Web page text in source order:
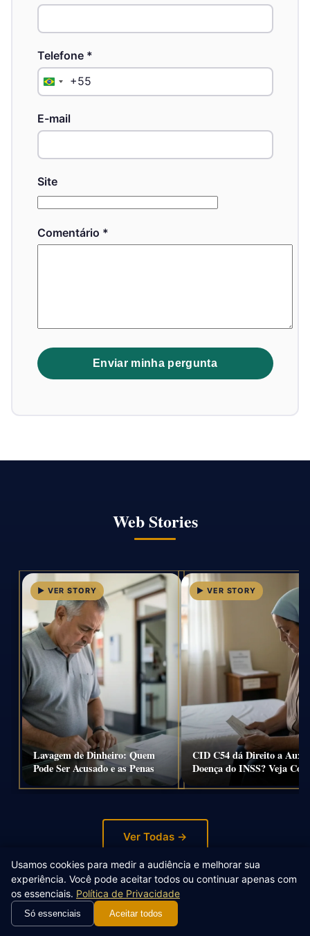
Telefone *
Brazil+55
E-mail
Site
Comentário *
Web Stories
Lavagem de Dinheiro: Quem
Pode Ser Acusado e as Penas
CID C54 dá Direito a
Doença do INSS? Veja
Ver Todas →
Usamos cookies para medir a audiência e melhorar sua
experiência. Você pode aceitar todos ou continuar apenas com
os essenciais. Política de Privacidade
Só essenciais Aceitar todos